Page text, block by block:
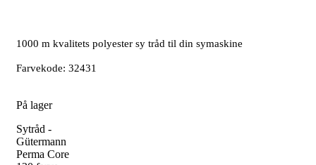
1000 m kvalitets polyester sy tråd til din symaskine
Farvekode: 32431
På lager
Sytråd -
Gütermann
Perma Core